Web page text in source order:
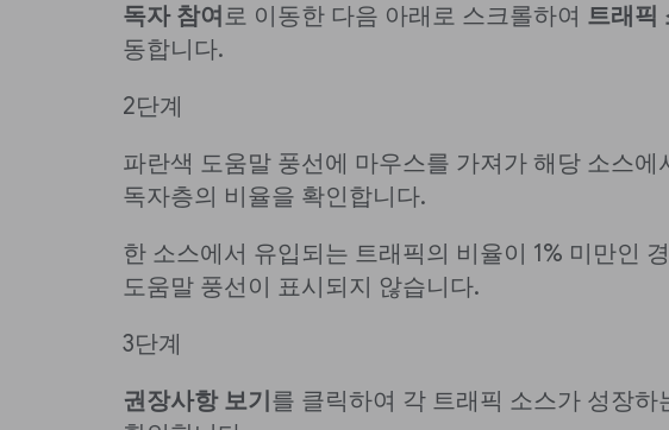
독자 참여 로 이동한 다음 아래로 스크롤하여 트래픽
동합니다.
2단계
파란색 도움말 풍선에 마우스를 가져가 해당 소스에
독자층의 비율을 확인합니다.
한 소스에서 유입되는 트래픽의 비율이 1% 미만인
도움말 풍선이 표시되지 않습니다.
3단계
권장사항 보기 를 클릭하여 각 트래픽 소스가 성장하